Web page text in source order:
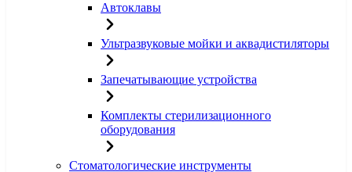
Автоклавы
Ультразвуковые мойки и аквадистиляторы
Запечатывающие устройства
Комплекты стерилизационного
оборудования
Стоматологические инструменты